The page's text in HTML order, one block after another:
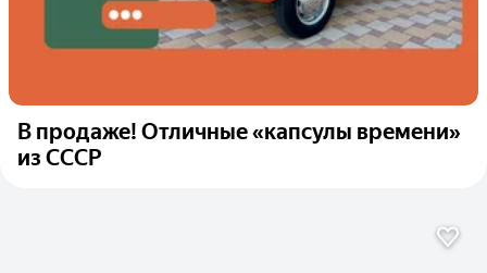
В продаже! Отличные «капсулы времени»
из СССР